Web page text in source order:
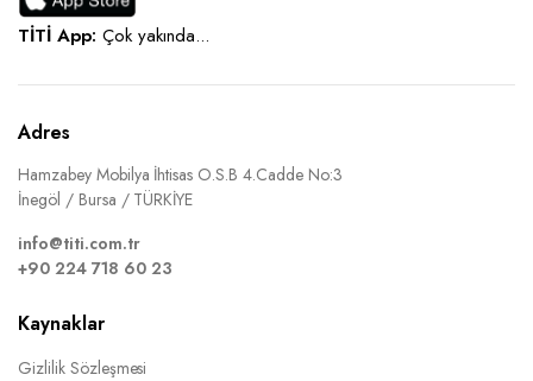
TİTİ App: Çok yakında...
Adres
Hamzabey Mobilya İhtisas O.S.B 4.Cadde No:3
İnegöl / Bursa / TÜRKİYE
info@titi.com.tr
+90 224 718 60 23
Kaynaklar
Gizlilik Sözleşmesi